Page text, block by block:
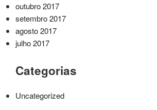
outubro 2017
setembro 2017
agosto 2017
julho 2017
Categorias
Uncategorized